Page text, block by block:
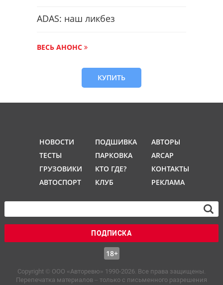
ADAS: наш ликбез
ВЕСЬ АНОНС
КУПИТЬ
НОВОСТИ
ТЕСТЫ
ГРУЗОВИКИ
АВТОСПОРТ
ПОДШИВКА
ПАРКОВКА
КТО ГДЕ?
КЛУБ
АВТОРЫ
ARCAP
КОНТАКТЫ
РЕКЛАМА
ПОДПИСКА
18+
Copyright © OOO «Авторевю» 1990-2026. Все права защищены.
Перепечатка материалов – только с письменного разрешения